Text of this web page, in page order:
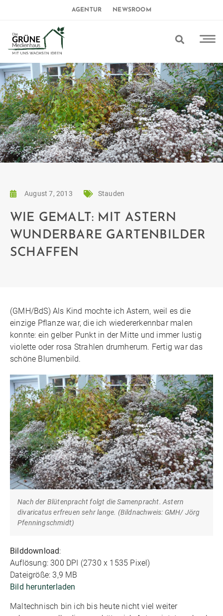
AGENTUR NEWSROOM
August 7, 2013 Stauden
WIE GEMALT: MIT ASTERN
WUNDERBARE GARTENBILDER
SCHAFFEN
(GMH/BdS) Als Kind mochte ich Astern, weil es die
einzige Pflanze war, die ich wiedererkennbar malen
konnte: ein gelber Punkt in der Mitte und immer lustig
violette oder rosa Strahlen drumherum. Fertig war das
schöne Blumenbild.
Nach der Blütenpracht folgt die Samenpracht. Astern
divaricatus erfreuen sehr lange. (Bildnachweis: GMH/ Jörg
Pfenningschmidt)
Bilddownload:
Auflösung: 300 DPI (2730 x 1535 Pixel)
Dateigröße: 3,9 MB
Bild herunterladen
Maltechnisch bin ich bis heute nicht viel weiter